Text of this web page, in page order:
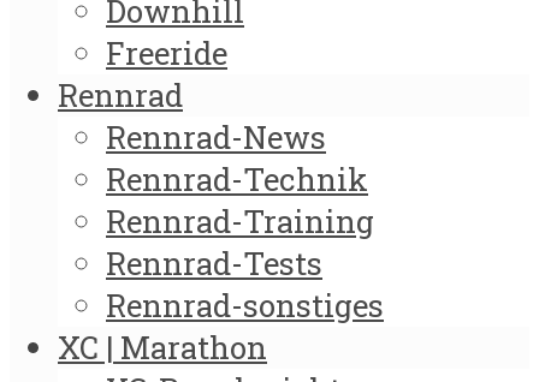
Downhill
Freeride
Rennrad
Rennrad-News
Rennrad-Technik
Rennrad-Training
Rennrad-Tests
Rennrad-sonstiges
XC | Marathon